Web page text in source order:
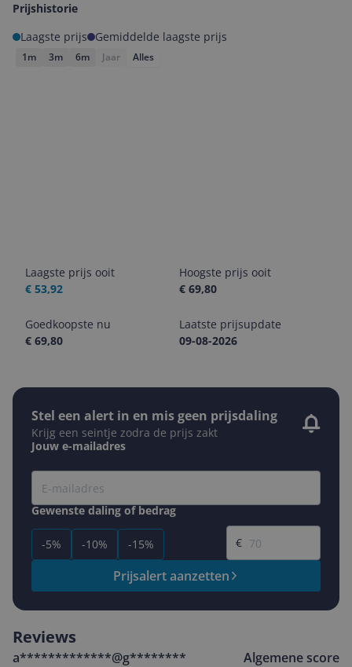
Prijshistorie
Laagste prijs
Gemiddelde laagste prijs
1m 3m 6m Jaar Alles
Laagste prijs ooit
€ 53,92
Hoogste prijs ooit
€ 69,80
Goedkoopste nu
€ 69,80
Laatste prijsupdate
09-08-2026
Stel een alert in en mis geen prijsdaling
Krijg een seintje zodra de prijs zakt
Jouw e-mailadres
Gewenste daling of bedrag
-5% -10% -15%
Gewenste prijs
€
Prijsalert aanzetten
Reviews
a*************@g********
Algemene score